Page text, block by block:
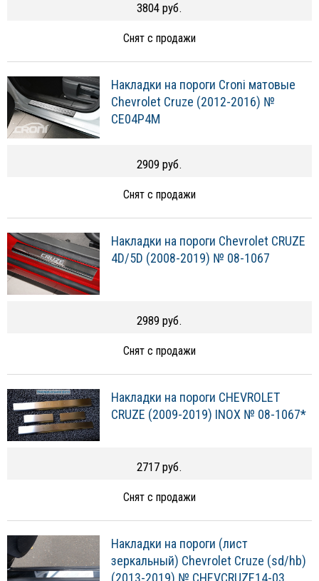
3804 руб.
Снят с продажи
Накладки на пороги Croni матовые
Chevrolet Cruze (2012-2016) №
CE04P4M
2909 руб.
Снят с продажи
Накладки на пороги Chevrolet CRUZE
4D/5D (2008-2019) № 08-1067
2989 руб.
Снят с продажи
Накладки на пороги CHEVROLET
CRUZE (2009-2019) INOX № 08-1067*
2717 руб.
Снят с продажи
Накладки на пороги (лист
зеркальный) Chevrolet Cruze (sd/hb)